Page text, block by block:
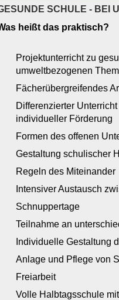
SCHULE - BEI
heißt das praktisch?
Projektunterricht zu
umweltbezogenen
Fächerübergreifendes
Differenzierter Unterricht
individueller Förderung
Formen des offenen
Gestaltung schulischer
Regeln des Miteinander
Intensiver Austausch
Schnuppertage
Teilnahme an
Individuelle Gestaltung
Anlage und Pflege von
Freiarbeit
Volle Halbtagsschule